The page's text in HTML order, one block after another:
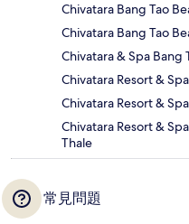
Chivatara Bang Tao
Chivatara Bang Tao
Chivatara & Spa Bang
Chivatara Resort &
Chivatara Resort &
Chivatara Resort &
Thale
常見問題